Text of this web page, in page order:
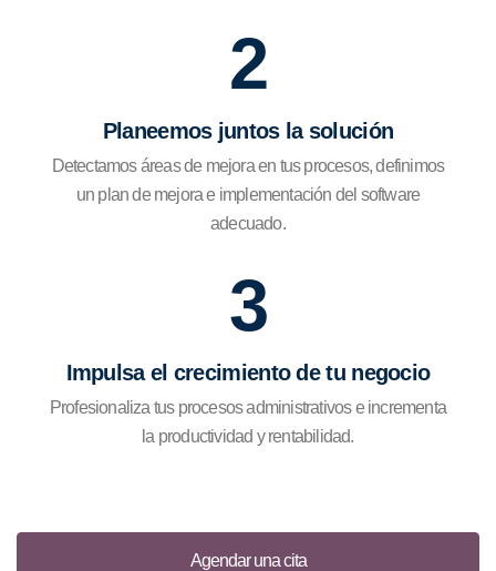
2
Planeemos juntos la solución
Detectamos áreas de mejora en tus procesos, definimos
un plan de mejora e implementación del software
adecuado.
3
Impulsa el crecimiento de tu negocio
Profesionaliza tus procesos administrativos e incrementa
la productividad y rentabilidad.
Agendar una cita